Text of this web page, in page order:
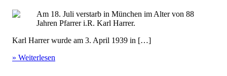
Am 18. Juli verstarb in München im Alter von 88
Jahren Pfarrer i.R. Karl Harrer.
Karl Harrer wurde am 3. April 1939 in […]
» Weiterlesen